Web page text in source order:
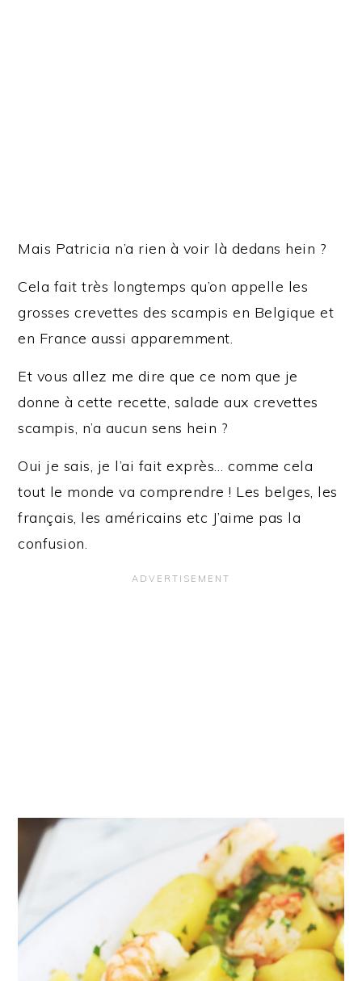
Mais Patricia n’a rien à voir là dedans hein ?
Cela fait très longtemps qu’on appelle les
grosses crevettes des scampis en Belgique et
en France aussi apparemment.
Et vous allez me dire que ce nom que je
donne à cette recette, salade aux crevettes
scampis, n’a aucun sens hein ?
Oui je sais, je l’ai fait exprès… comme cela
tout le monde va comprendre ! Les belges, les
français, les américains etc J’aime pas la
confusion.